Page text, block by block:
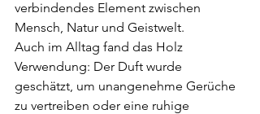
verbindendes Element zwischen
Mensch, Natur und Geistwelt.
Auch im Alltag fand das Holz
Verwendung: Der Duft wurde
geschätzt, um unangenehme Gerüche
zu vertreiben oder eine ruhige